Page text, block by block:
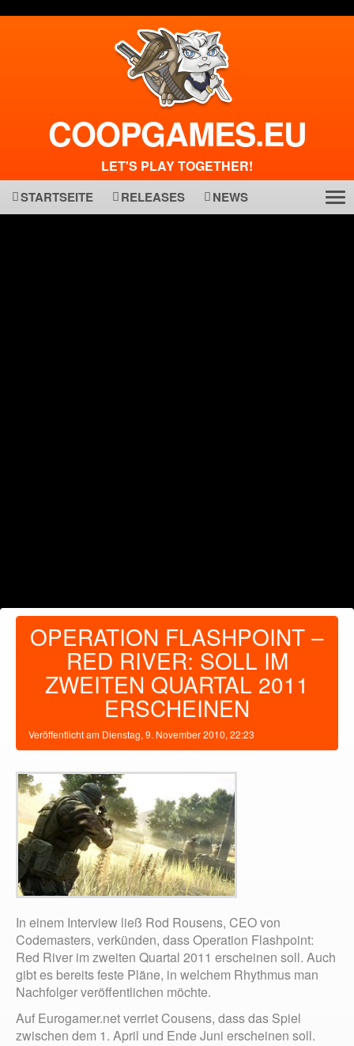
COOPGAMES.EU
LET'S PLAY TOGETHER!
STARTSEITE RELEASES NEWS
OPERATION FLASHPOINT –
RED RIVER: SOLL IM
ZWEITEN QUARTAL 2011
ERSCHEINEN
Veröffentlicht am Dienstag, 9. November 2010, 22:23
In einem Interview ließ Rod Rousens, CEO von
Codemasters, verkünden, dass Operation Flashpoint:
Red River im zweiten Quartal 2011 erscheinen soll. Auch
gibt es bereits feste Pläne, in welchem Rhythmus man
Nachfolger veröffentlichen möchte.
Auf Eurogamer.net verriet Cousens, dass das Spiel
zwischen dem 1. April und Ende Juni erscheinen soll.